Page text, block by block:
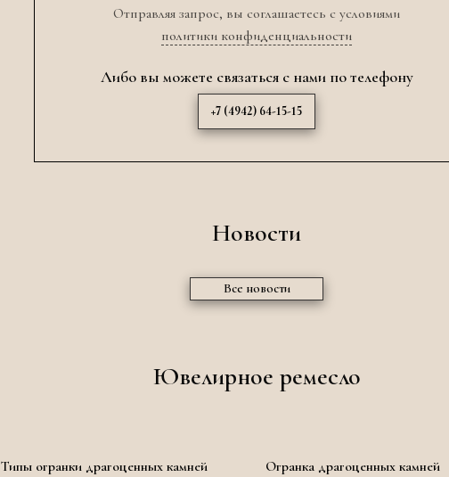
Отправляя запрос, вы соглашаетесь с условиями
политики конфиденциальности
Либо вы можете связаться с нами по телефону
+7 (4942) 64-15-15
Новости
Все новости
Ювелирное ремесло
Типы огранки драгоценных камней Огранка драгоценных камней